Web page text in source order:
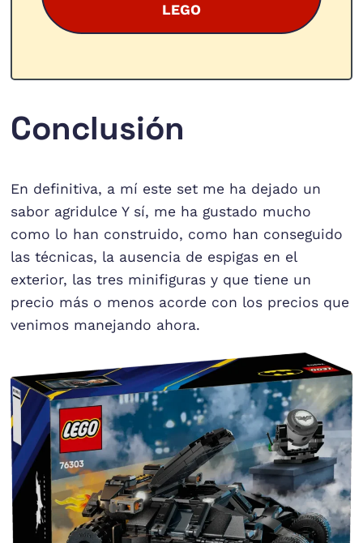
LEGO
Conclusión
En definitiva, a mí este set me ha dejado un
sabor agridulce Y sí, me ha gustado mucho
como lo han construido, como han conseguido
las técnicas, la ausencia de espigas en el
exterior, las tres minifiguras y que tiene un
precio más o menos acorde con los precios que
venimos manejando ahora.